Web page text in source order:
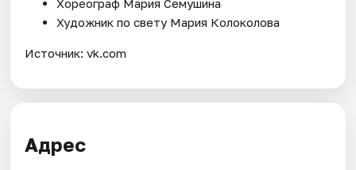
Хореограф Мария Семушина
Художник по свету Мария Колоколова
Источник: vk.com
Адрес